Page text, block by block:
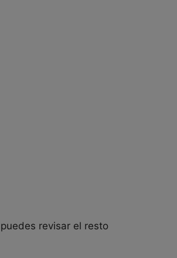
revisar el resto